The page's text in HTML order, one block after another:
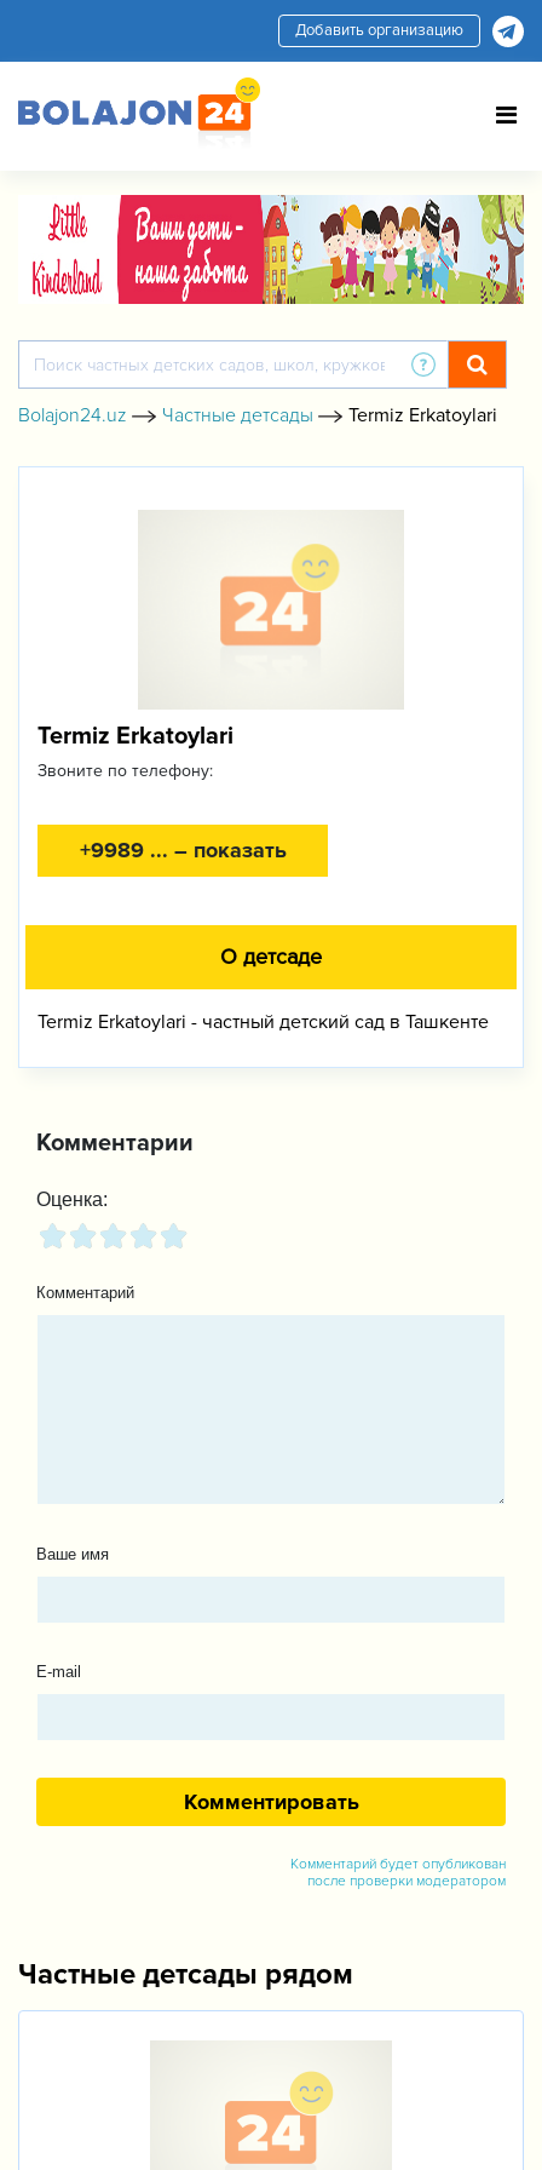
Добавить организацию
Bolajon24.uz Частные детсады Termiz Erkatoylari
Termiz Erkatoylari
Звоните по телефону:
+9989 ... – показать
О детсаде
Termiz Erkatoylari - частный детский сад в Ташкенте
Комментарии
Оценка:
Комментарий
Ваше имя
E-mail
Комментарий будет опубликован
после проверки модератором
Частные детсады рядом